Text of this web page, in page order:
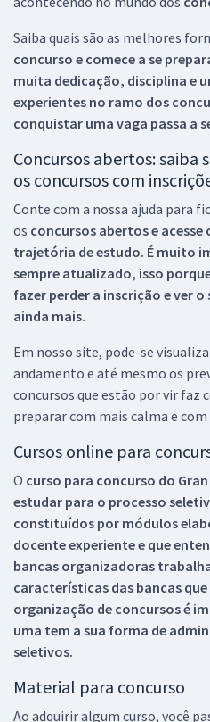
Saiba quais são as melhores
concurso e comece a se
muita dedicação, disciplina e
experientes no ramo dos
conquistar uma vaga passa a
Concursos abertos: saiba
os concursos com
Conte com a nossa ajuda para
os concursos abertos e
trajetória de estudo. É muito
sempre atualizado, isso
fazer perder a inscrição e ver
ainda mais.
Em nosso site, pode-se
andamento e até mesmo os
concursos que estão por vir faz
preparar com mais calma e
Cursos online para
O curso para concurso do
estudar para o processo
constituídos por módulos
docente experiente e que
bancas organizadoras
características das bancas
organização de concursos é
uma tem a sua forma de
seletivos.
Material para concurso
Ao adquirir algum curso, você